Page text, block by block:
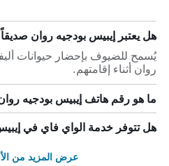
هل يعتبر إيبيس بودجيه روان صديقاً
يُسمح للضيوف بإحضار حيوانات
روان أثناء إقامتهم.
ما هو رقم هاتف إيبيس بودجيه
هل تتوفر خدمة الواي فاي في
عرض المزيد من